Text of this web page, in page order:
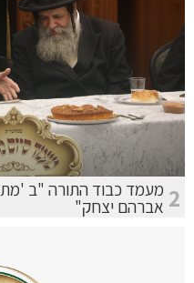
2 מעמד כבוד התורה "ב
אברהם יצחק"